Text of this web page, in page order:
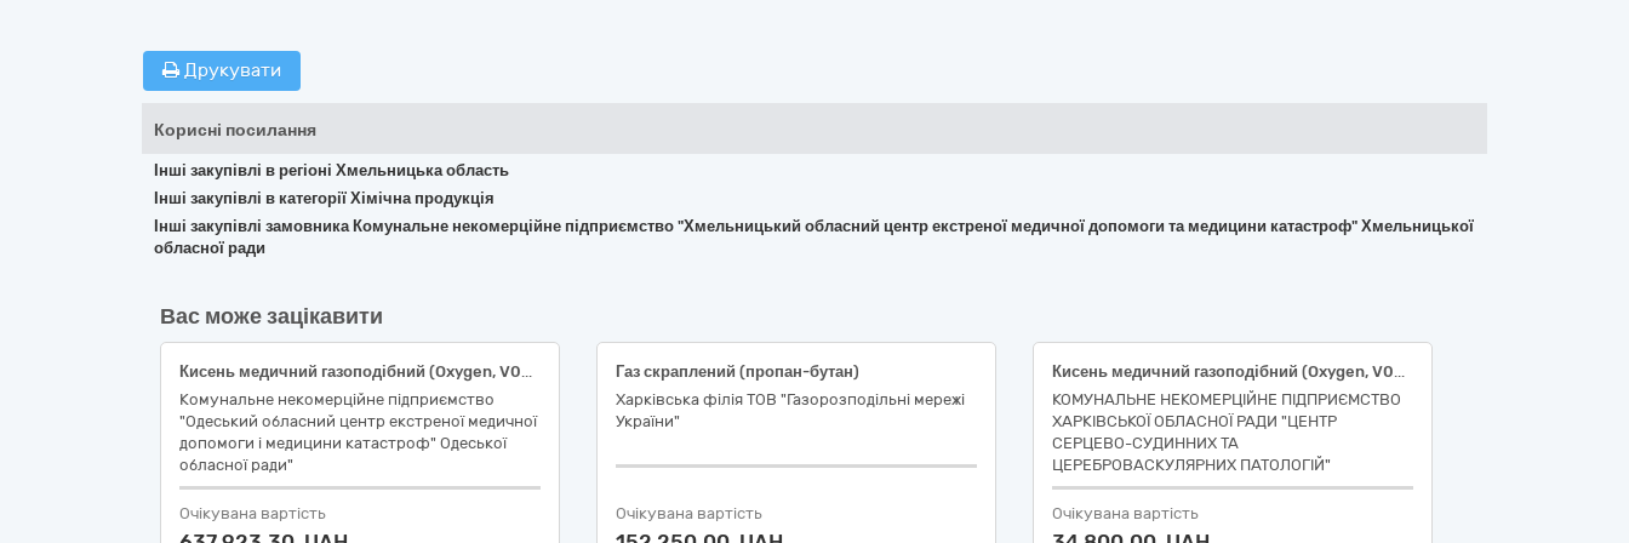
Друкувати
Корисні посилання
Інші закупівлі в регіоні Хмельницька область
Інші закупівлі в категорії Хімічна продукція
Інші закупівлі замовника Комунальне некомерційне підприємство "Хмельницький обласний центр екстреної медичної допомоги та медицини катастроф" Хмельницької
обласної ради
Вас може зацікавити
Кисень медичний газоподібний (Oxygen, V03A N01), об'ємна частка кисню не менше 99.5%, балон - 2л., з обміном балону; Кисень медичний газоподібний (Oxygen, V03A N01), об'ємна частка кисню не менше 99.5%, балон - 3л., з обміном балону; Кисень медичний газоподібний (Oxygen, V03A N01), об'ємна частка кисню не менше 99.5%, балон - 10л., з обміном балону за ДК 021: 2015 24110000-8 - Промислові гази
Комунальне некомерційне підприємство
"Одеський обласний центр екстреної медичної
допомоги і медицини катастроф" Одеської
обласної ради"
Очікувана вартість
Газ скраплений (пропан-бутан)
Харківська філія ТОВ "Газорозподільні мережі
України"
Очікувана вартість
Кисень медичний газоподібний (Oxygen, V03A N01), об'ємна частка кисню не менше 99.5%, балон 40л, бандл 12 балонів
КОМУНАЛЬНЕ НЕКОМЕРЦІЙНЕ ПІДПРИЄМСТВО
ХАРКІВСЬКОЇ ОБЛАСНОЇ РАДИ "ЦЕНТР
СЕРЦЕВО-СУДИННИХ ТА
ЦЕРЕБРОВАСКУЛЯРНИХ ПАТОЛОГІЙ"
Очікувана вартість